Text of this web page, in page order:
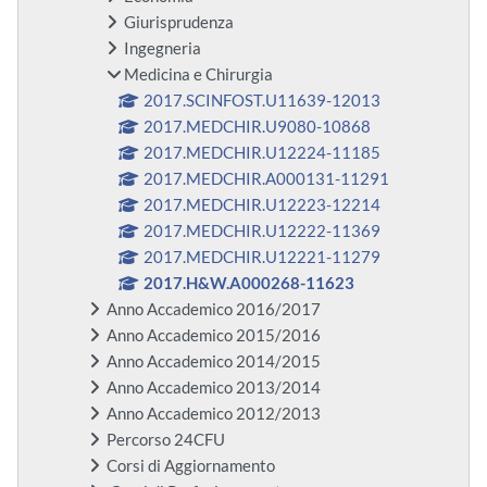
Giurisprudenza
Ingegneria
Medicina e Chirurgia
2017.SCINFOST.U11639-12013
2017.MEDCHIR.U9080-10868
2017.MEDCHIR.U12224-11185
2017.MEDCHIR.A000131-11291
2017.MEDCHIR.U12223-12214
2017.MEDCHIR.U12222-11369
2017.MEDCHIR.U12221-11279
2017.H&W.A000268-11623
Anno Accademico 2016/2017
Anno Accademico 2015/2016
Anno Accademico 2014/2015
Anno Accademico 2013/2014
Anno Accademico 2012/2013
Percorso 24CFU
Corsi di Aggiornamento